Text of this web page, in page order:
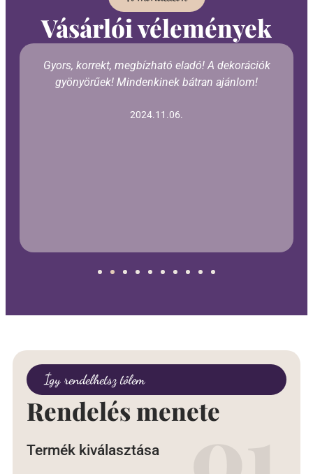
Vásárlói vélemények
Gyors, korrekt, megbízható eladó! A dekorációk
gyönyörűek! Mindenkinek bátran ajánlom!
2024.11.06.
Így rendelhetsz tőlem
Rendelés menete
Termék kiválasztása